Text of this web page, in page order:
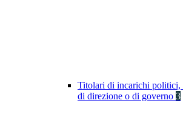
Titolari di incarichi politici,
di direzione o di governo 3